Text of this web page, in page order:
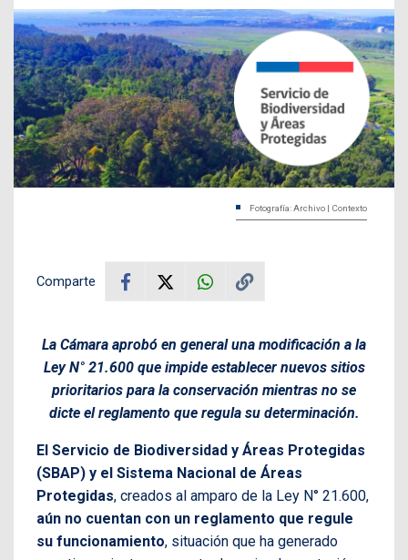
Fotografía: Archivo | Contexto
Comparte
La Cámara aprobó en general una modificación a la
Ley N° 21.600 que impide establecer nuevos sitios
prioritarios para la conservación mientras no se
dicte el reglamento que regula su determinación.
El Servicio de Biodiversidad y Áreas Protegidas
(SBAP) y el Sistema Nacional de Áreas
Protegidas, creados al amparo de la Ley N° 21.600,
aún no cuentan con un reglamento que regule
su funcionamiento, situación que ha generado